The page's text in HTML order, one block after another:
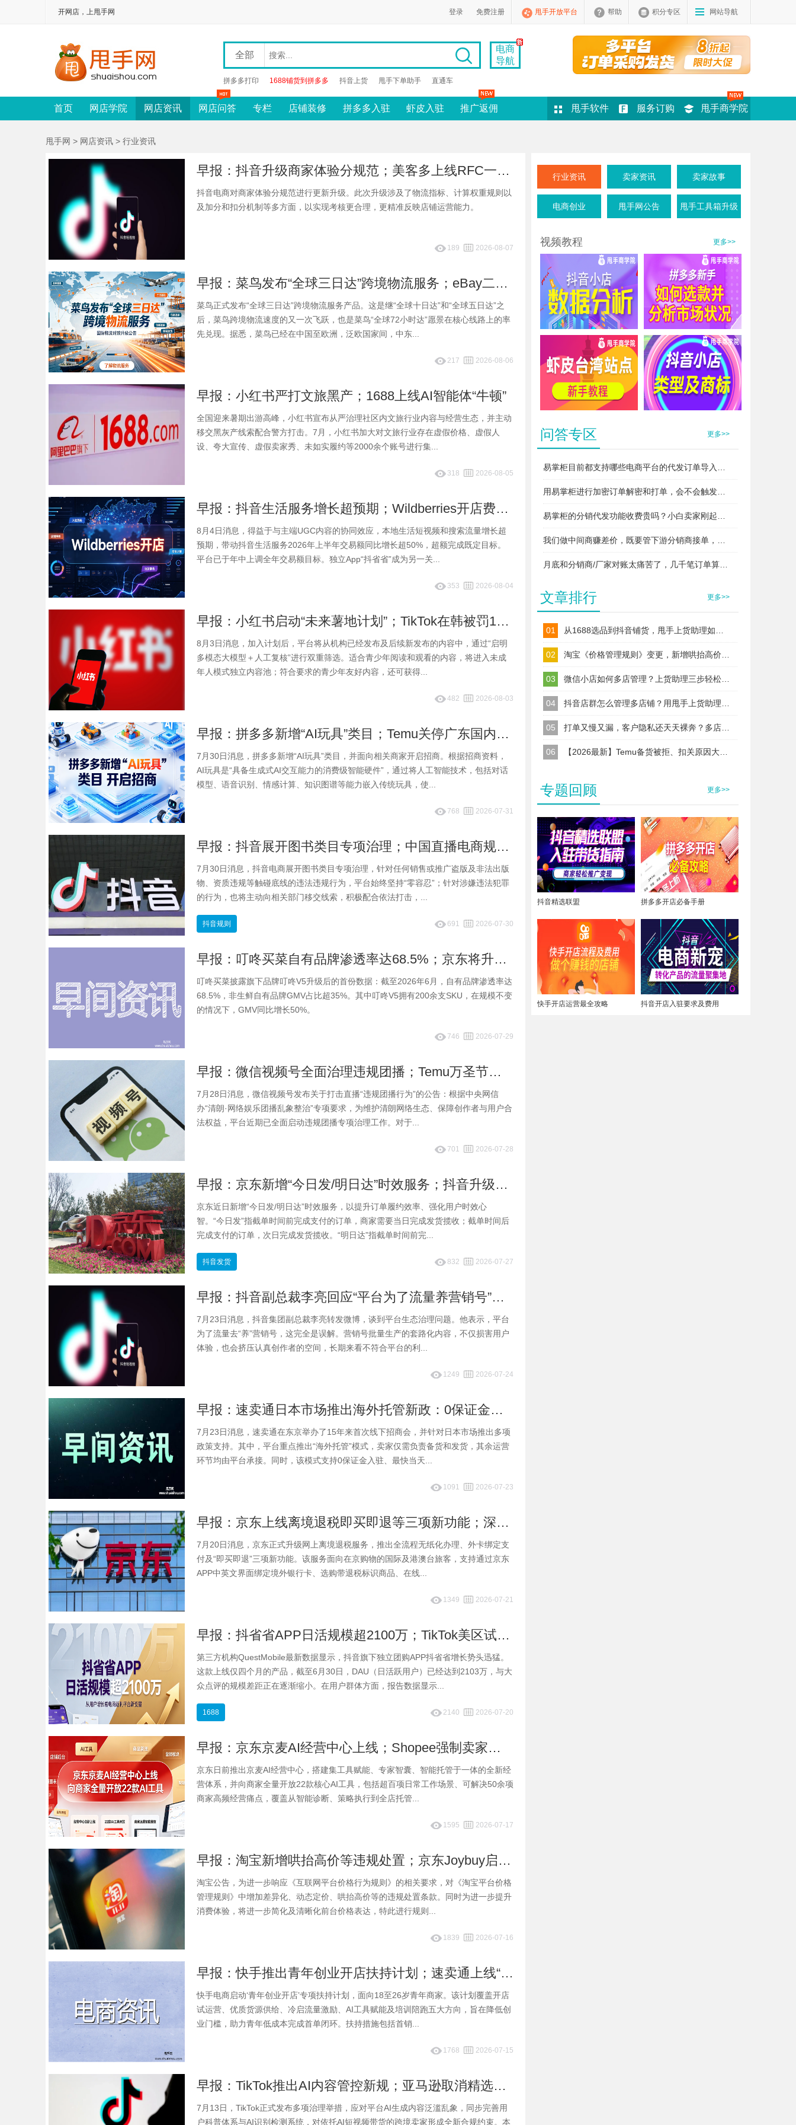
开网店，上甩手网 登录 免费注册 甩手开放平台 帮助 积分专区 网站导航
全部
拼多多打印 1688铺货到拼多多 抖音上货 甩手下单助手 直通车
电商
导航
首页 网店学院 网店资讯 网店问答 专栏 店铺装修 拼多多入驻 虾皮入驻 推广返佣 甩手软件 服务订购 甩手商学院
甩手网 > 网店资讯 > 行业资讯
早报：抖音升级商家体验分规范；美客多上线RFC一致性AI自查工具
抖音电商对商家体验分规范进行更新升级。此次升级涉及了物流指标、计算权重规则以
及加分和扣分机制等多方面，以实现考核更合理，更精准反映店铺运营能力。
189 2026-08-07
早报：菜鸟发布“全球三日达”跨境物流服务；eBay二季度净营收31.3亿美元
菜鸟正式发布“全球三日达”跨境物流服务产品。这是继“全球十日达”和“全球五日达”之
后，菜鸟跨境物流速度的又一次飞跃，也是菜鸟“全球72小时达”愿景在核心线路上的率
先兑现。据悉，菜鸟已经在中国至欧洲，泛欧国家间，中东...
217 2026-08-06
早报：小红书严打文旅黑产；1688上线AI智能体“牛顿”
全国迎来暑期出游高峰，小红书宣布从严治理社区内文旅行业内容与经营生态，并主动
移交黑灰产线索配合警方打击。7月，小红书加大对文旅行业存在虚假价格、虚假人
设、夸大宣传、虚假卖家秀、未如实履约等2000余个账号进行集...
318 2026-08-05
早报：抖音生活服务增长超预期；Wildberries开店费从1万砍到500元
8月4日消息，得益于与主端UGC内容的协同效应，本地生活短视频和搜索流量增长超
预期，带动抖音生活服务2026年上半年交易额同比增长超50%，超额完成既定目标。
平台已于年中上调全年交易额目标。独立App“抖省省”成为另一关...
353 2026-08-04
早报：小红书启动“未来薯地计划”；TikTok在韩被罚103亿韩元
8月3日消息，加入计划后，平台将从机构已经发布及后续新发布的内容中，通过“启明
多模态大模型＋人工复核”进行双重筛选。适合青少年阅读和观看的内容，将进入未成
年人模式独立内容池；符合要求的青少年友好内容，还可获得...
482 2026-08-03
早报：拼多多新增“AI玩具”类目；Temu关停广东国内仓转向德波自营仓
7月30日消息，拼多多新增“AI玩具”类目，并面向相关商家开启招商。根据招商资料，
AI玩具是“具备生成式AI交互能力的消费级智能硬件”，通过将人工智能技术，包括对话
模型、语音识别、情感计算、知识图谱等能力嵌入传统玩具，使...
768 2026-07-31
早报：抖音展开图书类目专项治理；中国直播电商规模约9000亿美元
7月30日消息，抖音电商展开图书类目专项治理，针对任何销售或推广盗版及非法出版
物、资质违规等触碰底线的违法违规行为，平台始终坚持“零容忍”；针对涉嫌违法犯罪
的行为，也将主动向相关部门移交线索，积极配合依法打击，...
抖音规则 691 2026-07-30
早报：叮咚买菜自有品牌渗透率达68.5%；京东将升级优先发货服务
叮咚买菜披露旗下品牌叮咚V5升级后的首份数据：截至2026年6月，自有品牌渗透率达
68.5%，非生鲜自有品牌GMV占比超35%。其中叮咚V5拥有200余支SKU，在规模不变
的情况下，GMV同比增长50%。
746 2026-07-29
早报：微信视频号全面治理违规团播；Temu万圣节关键词搜索热度上涨
7月28日消息，微信视频号发布关于打击直播“违规团播行为”的公告：根据中央网信
办“清朗·网络娱乐团播乱象整治”专项要求，为维护清朗网络生态、保障创作者与用户合
法权益，平台近期已全面启动违规团播专项治理工作。对于...
701 2026-07-28
早报：京东新增“今日发/明日达”时效服务；抖音升级严打活体宠物违规售卖
京东近日新增“今日发/明日达”时效服务，以提升订单履约效率、强化用户时效心
智。“今日发”指截单时间前完成支付的订单，商家需要当日完成发货揽收；截单时间后
完成支付的订单，次日完成发货揽收。“明日达”指截单时间前完...
抖音发货 832 2026-07-27
早报：抖音副总裁李亮回应“平台为了流量养营销号”系误解
7月23日消息，抖音集团副总裁李亮转发微博，谈到平台生态治理问题。他表示，平台
为了流量去“养”营销号，这完全是误解。营销号批量生产的套路化内容，不仅损害用户
体验，也会挤压认真创作者的空间，长期来看不符合平台的利...
1249 2026-07-24
早报：速卖通日本市场推出海外托管新政：0保证金入驻+15天极速回款
7月23日消息，速卖通在东京举办了15年来首次线下招商会，并针对日本市场推出多项
政策支持。其中，平台重点推出“海外托管”模式，卖家仅需负责备货和发货，其余运营
环节均由平台承接。同时，该模式支持0保证金入驻、最快当天...
1091 2026-07-23
早报：京东上线离境退税即买即退等三项新功能；深圳跨境电商迎史上最大洗牌
7月20日消息，京东正式升级网上离境退税服务，推出全流程无纸化办理、外卡绑定支
付及“即买即退”三项新功能。该服务面向在京购物的国际及港澳台旅客，支持通过京东
APP中英文界面绑定境外银行卡、选购带退税标识商品、在线...
1349 2026-07-21
早报：抖省省APP日活规模超2100万；TikTok美区试水全托管代运营
第三方机构QuestMobile最新数据显示，抖音旗下独立团购APP抖省省增长势头迅猛。
这款上线仅四个月的产品，截至6月30日，DAU（日活跃用户）已经达到2103万，与大
众点评的规模差距正在逐渐缩小。在用户群体方面，报告数据显示...
1688 2140 2026-07-20
早报：京东京麦AI经营中心上线；Shopee强制卖家实名认证
京东日前推出京麦AI经营中心，搭建集工具赋能、专家智囊、智能托管于一体的全新经
营体系，并向商家全量开放22款核心AI工具，包括超百项日常工作场景、可解决50余项
商家高频经营痛点，覆盖从智能诊断、策略执行到全店托管...
1595 2026-07-17
早报：淘宝新增哄抬高价等违规处置；京东Joybuy启动欧洲PoP高门槛招商
淘宝公告，为进一步响应《互联网平台价格行为规则》的相关要求，对《淘宝平台价格
管理规则》中增加差异化、动态定价、哄抬高价等的违规处置条款。同时为进一步提升
消费体验，将进一步简化及清晰化前台价格表达，特此进行规则...
1839 2026-07-16
早报：快手推出青年创业开店扶持计划；速卖通上线“AI商机选品”功能
快手电商启动‘青年创业开店’专项扶持计划，面向18至26岁青年商家。该计划覆盖开店
试运营、优质货源供给、冷启流量激励、AI工具赋能及培训陪跑五大方向，旨在降低创
业门槛，助力青年低成本完成首单闭环。扶持措施包括首销...
1768 2026-07-15
早报：TikTok推出AI内容管控新规；亚马逊取消精选报价前置门槛
7月13日，TikTok正式发布多项治理举措，应对平台AI生成内容泛滥乱象，同步完善用
户科普体系与AI识别检测系统，对依托AI短视频带货的跨境卖家形成全新合规约束。本
行业资讯 卖家资讯 卖家故事
电商创业 甩手网公告 甩手工具箱升级
视频教程 更多>>
抖音小店数据分析 拼多多新手如何选款并分析市场状况
问答专区 更多>>
文章排行 更多>>
01
02
03
04
05
06
专题回顾 更多>>
抖音精选联盟 拼多多开店必备手册
快手开店运营最全攻略 抖音开店入驻要求及费用